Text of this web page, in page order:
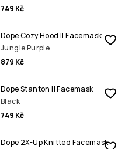
749 Kč
Dope Cozy Hood II Facemask
Jungle Purple
879 Kč
Dope Stanton II Facemask
Black
749 Kč
Dope 2X-Up Knitted Facemask